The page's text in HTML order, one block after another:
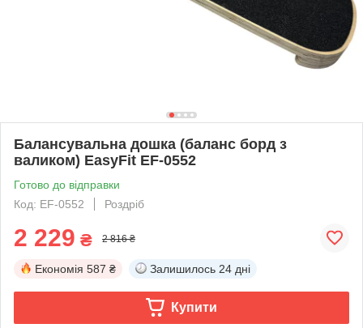
Балансувальна дошка (баланс борд з
валиком) EasyFit EF-0552
Готово до відправки
Код: EF-0552
Роздріб
2 229 ₴ 2 816 ₴
Економія 587 ₴ Залишилось 24 дні
Купити